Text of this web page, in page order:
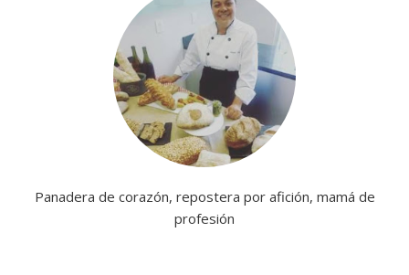
Panadera de corazón, repostera por afición, mamá de
profesión